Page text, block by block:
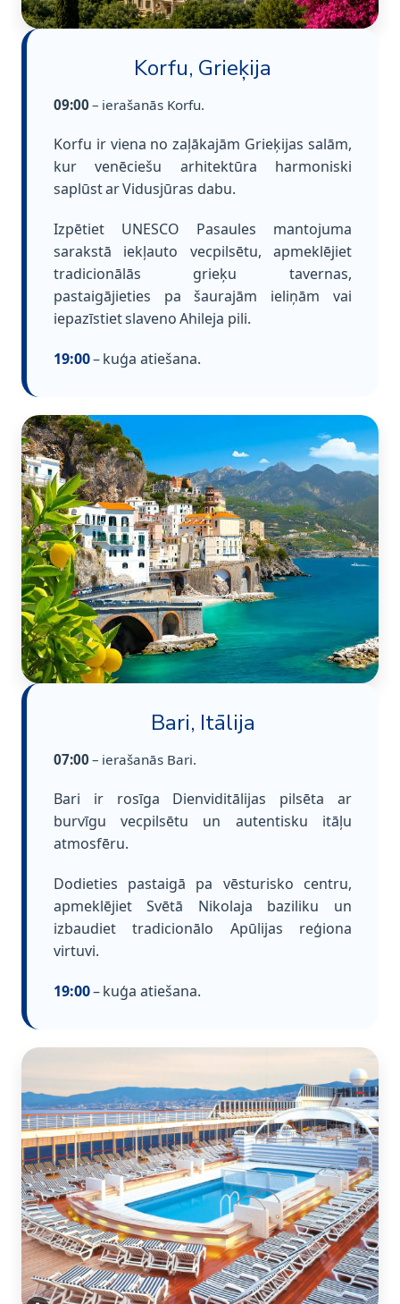
Korfu, Grieķija
09:00 – ierašanās Korfu.
Korfu ir viena no zaļākajām Grieķijas salām,
kur venēciešu arhitektūra harmoniski
saplūst ar Vidusjūras dabu.
Izpētiet UNESCO Pasaules mantojuma
sarakstā iekļauto vecpilsētu, apmeklējiet
tradicionālās grieķu tavernas,
pastaigājieties pa šaurajām ieliņām vai
iepazīstiet slaveno Ahileja pili.
19:00– kuģa atiešana.
Bari, Itālija
07:00 – ierašanās Bari.
Bari ir rosīga Dienviditālijas pilsēta ar
burvīgu vecpilsētu un autentisku itāļu
atmosfēru.
Dodieties pastaigā pa vēsturisko centru,
apmeklējiet Svētā Nikolaja baziliku un
izbaudiet tradicionālo Apūlijas reģiona
virtuvi.
19:00– kuģa atiešana.